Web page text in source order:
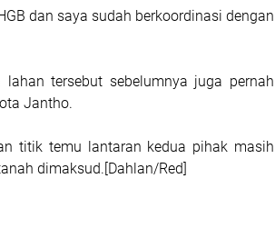
dan saya sudah berkoordinasi dengan
tersebut sebelumnya juga pernah
Jantho.
titik temu lantaran kedua pihak masih
dimaksud.[Dahlan/Red]